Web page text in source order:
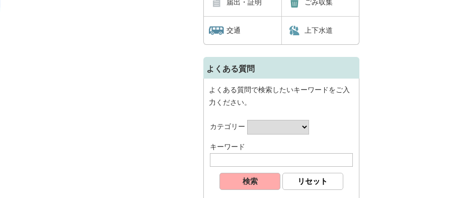
届出・証明 ごみ収集
交通 上下水道
よくある質問
よくある質問で検索したいキーワードをご入
力ください。
カテゴリー
キーワード